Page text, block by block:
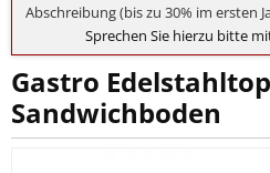
Abschreibung (bis zu 30% im ersten
Sprechen Sie hierzu bitte
Gastro
Sandwichboden